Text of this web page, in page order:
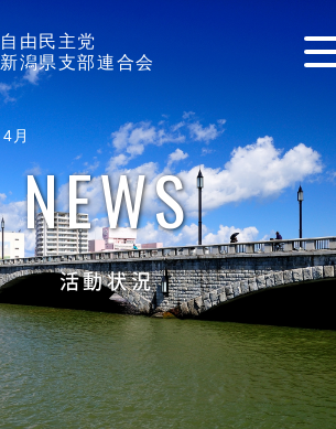
自由民主党
新潟県支部連合会
4月
NEWS
活動状況